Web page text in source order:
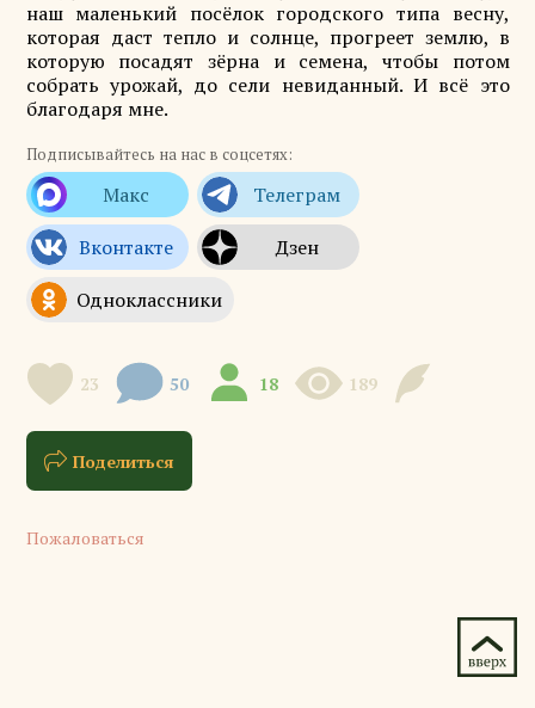
наш маленький посёлок городского типа весну,
которая даст тепло и солнце, прогреет землю, в
которую посадят зёрна и семена, чтобы потом
собрать урожай, до сели невиданный. И всё это
благодаря мне.
Подписывайтесь на нас в соцсетях:
23 50 18 189
Поделиться
Пожаловаться